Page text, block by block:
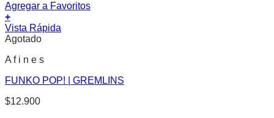
Agregar a Favoritos
+
Vista Rápida
Agotado
A f i n e s
FUNKO POP! | GREMLINS
$12.900